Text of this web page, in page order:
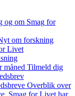
og om Smag for
om forskning
Livet
måned Tilmeld dig
Overblik over
Smag for Livet har